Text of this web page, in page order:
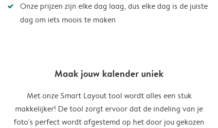
Onze prijzen zijn elke dag laag, dus elke dag is de juiste
dag om iets moois te maken
Maak jouw kalender uniek
Met onze Smart Layout tool wordt alles een stuk
makkelijker! De tool zorgt ervoor dat de indeling van je
foto's perfect wordt afgestemd op het door jou gekozen